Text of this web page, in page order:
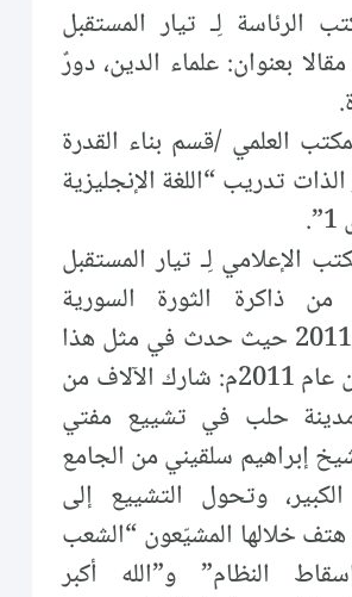
الرئاسة لِـ تيار المستقبل
بعنوان: علماء الدين، دورٌ
العلمي /قسم بناء القدرة
تدريب “اللغة الإنجليزية
الإعلامي لِـ تيار المستقبل
من ذاكرة الثورة السورية
2011/09/06 حيث حدث في مثل هذا
اليوم من عام 2011م: شارك الآلاف من
حلب في تشييع مفتي
إبراهيم سلقيني من الجامع
وتحول التشييع إلى
خلالها المشيّعون “الشعب
النظام” و”الله أكبر